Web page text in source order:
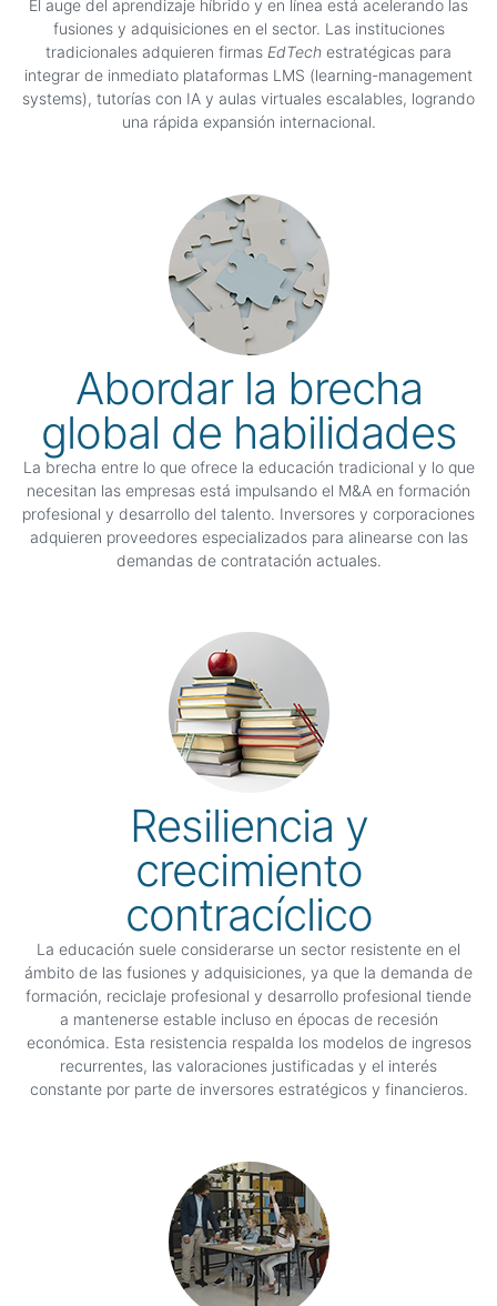
El auge del aprendizaje híbrido y en línea está acelerando las
fusiones y adquisiciones en el sector. Las instituciones
tradicionales adquieren firmas EdTech estratégicas para
integrar de inmediato plataformas LMS (learning-management
systems), tutorías con IA y aulas virtuales escalables, logrando
una rápida expansión internacional.
Abordar la brecha
global de habilidades
La brecha entre lo que ofrece la educación tradicional y lo que
necesitan las empresas está impulsando el M&A en formación
profesional y desarrollo del talento. Inversores y corporaciones
adquieren proveedores especializados para alinearse con las
demandas de contratación actuales.
Resiliencia y
crecimiento
contracíclico
La educación suele considerarse un sector resistente en el
ámbito de las fusiones y adquisiciones, ya que la demanda de
formación, reciclaje profesional y desarrollo profesional tiende
a mantenerse estable incluso en épocas de recesión
económica. Esta resistencia respalda los modelos de ingresos
recurrentes, las valoraciones justificadas y el interés
constante por parte de inversores estratégicos y financieros.